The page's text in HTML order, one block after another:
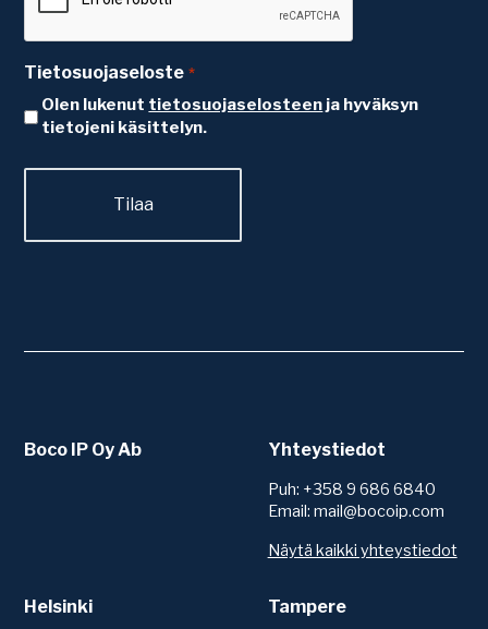
Tietosuojaseloste *
Olen lukenut tietosuojaselosteen ja hyväksyn
tietojeni käsittelyn.
Boco IP Oy Ab Yhteystiedot
Puh: +358 9 686 6840
Email: mail@bocoip.com
Näytä kaikki yhteystiedot
Helsinki Tampere